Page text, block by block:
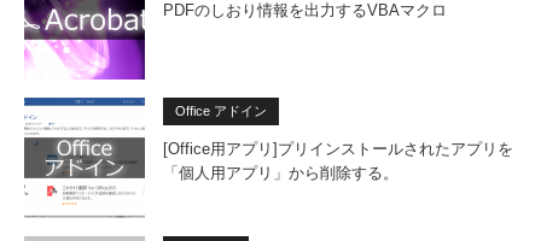
PDFのしおり情報を出力するVBAマクロ
Office アドイン
[Office用アプリ]プリインストールされたアプリを
「個人用アプリ」から削除する。